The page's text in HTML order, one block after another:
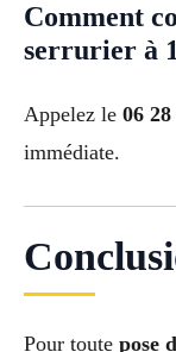
Comment
serrurier à
Appelez le 06
immédiate.
Pour toute pose